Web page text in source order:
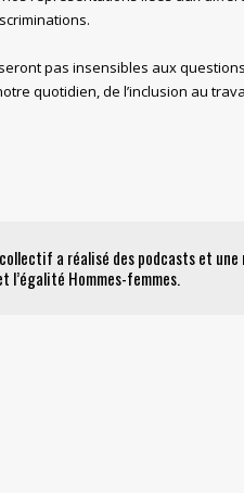
pas insensibles aux
quotidien, de l’inclusion au
a réalisé des podcasts et
Hommes-femmes.